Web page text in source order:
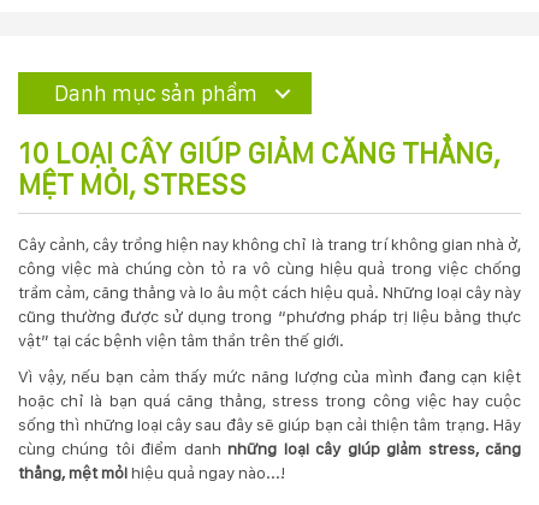
PHẨM
DỊCH
VỤ
KỸ
THUẬT
TRỒNG
Danh mục sản phẩm
10 LOẠI CÂY GIÚP GIẢM CĂNG THẲNG,
MỆT MỎI, STRESS
Cây cảnh, cây trồng hiện nay không chỉ là trang trí không gian nhà ở,
công việc mà chúng còn tỏ ra vô cùng hiệu quả trong việc chống
trầm cảm, căng thẳng và lo âu một cách hiệu quả. Những loại cây này
cũng thường được sử dụng trong “phương pháp trị liệu bằng thực
vật” tại các bệnh viện tâm thần trên thế giới.
Vì vậy, nếu bạn cảm thấy mức năng lượng của mình đang cạn kiệt
hoặc chỉ là bạn quá căng thẳng, stress trong công việc hay cuộc
sống thì những loại cây sau đây sẽ giúp bạn cải thiện tâm trạng. Hãy
cùng chúng tôi điểm danhnhững loại cây giúp giảm stress, căng
thẳng, mệt mỏihiệu quả ngay nào...!